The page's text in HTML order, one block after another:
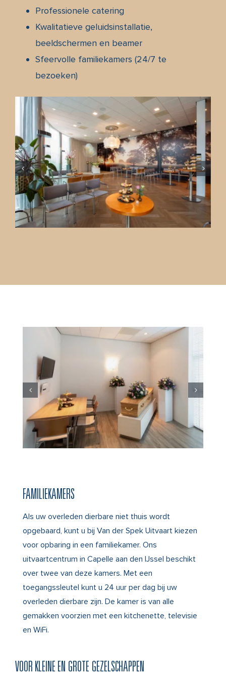
Professionele catering
Kwalitatieve geluidsinstallatie,
beeldschermen en beamer
Sfeervolle familiekamers (24/7 te
bezoeken)
VOOR KLEINE EN GROTE GEZELSCHAPPEN
FAMILIEKAMERS
Als uw overleden dierbare niet thuis wordt
opgebaard, kunt u bij Van der Spek Uitvaart kiezen
voor opbaring in een familiekamer. Ons
uitvaartcentrum in Capelle aan den IJssel beschikt
over twee van deze kamers. Met een
toegangssleutel kunt u 24 uur per dag bij uw
overleden dierbare zijn. De kamer is van alle
gemakken voorzien met een kitchenette, televisie
en WiFi.